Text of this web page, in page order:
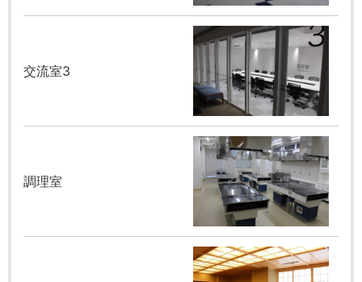
交流室3
調理室